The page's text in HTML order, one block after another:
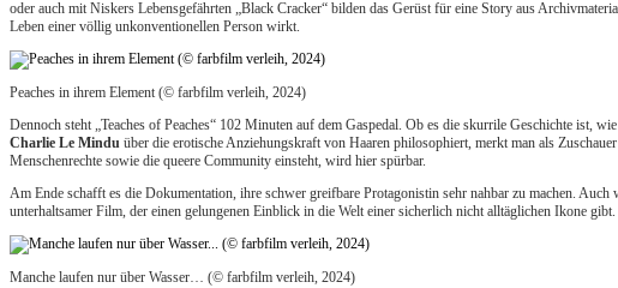
oder auch mit Niskers Lebensgefährten „Black Cracker“ bilden das Gerüst für eine Story aus
Leben einer völlig unkonventionellen Person wirkt.
Peaches in ihrem Element (© farbfilm verleih, 2024)
Dennoch steht „Teaches of Peaches“ 102 Minuten auf dem Gaspedal. Ob es die skurrile Geschichte ist,
Charlie Le Mindu über die erotische Anziehungskraft von Haaren philosophiert, merkt man als
Menschenrechte sowie die queere Community einsteht, wird hier spürbar.
Am Ende schafft es die Dokumentation, ihre schwer greifbare Protagonistin sehr nahbar zu machen.
unterhaltsamer Film, der einen gelungenen Einblick in die Welt einer sicherlich nicht alltäglichen Ikone gibt.
Manche laufen nur über Wasser… (© farbfilm verleih, 2024)